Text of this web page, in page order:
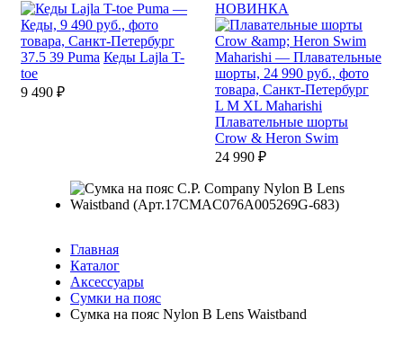
37.5 39 Puma Кеды Lajla T-
toe
9 490 ₽
НОВИНКА
L M XL Maharishi
Плавательные шорты
Crow & Heron Swim
24 990 ₽
Главная
Каталог
Аксессуары
Сумки на пояс
Сумка на пояс Nylon B Lens Waistband